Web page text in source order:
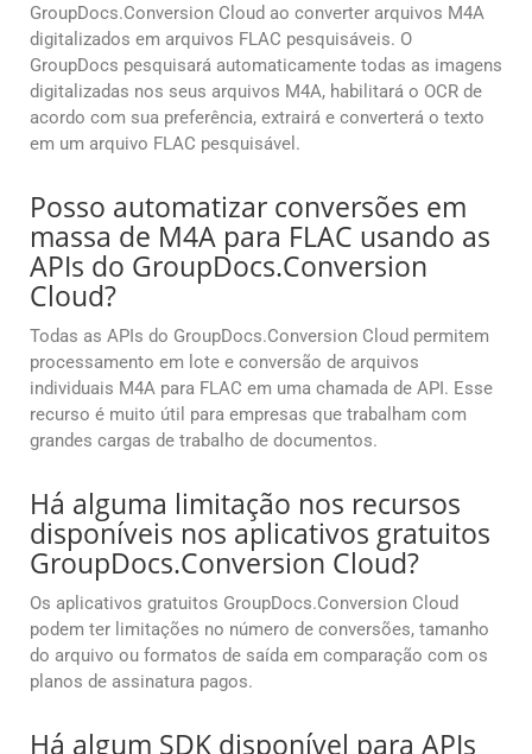
GroupDocs.Conversion Cloud ao converter arquivos M4A
digitalizados em arquivos FLAC pesquisáveis. O
GroupDocs pesquisará automaticamente todas as imagens
digitalizadas nos seus arquivos M4A, habilitará o OCR de
acordo com sua preferência, extrairá e converterá o texto
em um arquivo FLAC pesquisável.
Posso automatizar conversões em
massa de M4A para FLAC usando as
APIs do GroupDocs.Conversion
Cloud?
Todas as APIs do GroupDocs.Conversion Cloud permitem
processamento em lote e conversão de arquivos
individuais M4A para FLAC em uma chamada de API. Esse
recurso é muito útil para empresas que trabalham com
grandes cargas de trabalho de documentos.
Há alguma limitação nos recursos
disponíveis nos aplicativos gratuitos
GroupDocs.Conversion Cloud?
Os aplicativos gratuitos GroupDocs.Conversion Cloud
podem ter limitações no número de conversões, tamanho
do arquivo ou formatos de saída em comparação com os
planos de assinatura pagos.
Há algum SDK disponível para APIs